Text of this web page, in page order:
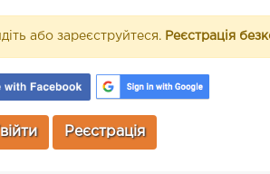
або зареєструйтеся. Реєстрація
Реєстрація